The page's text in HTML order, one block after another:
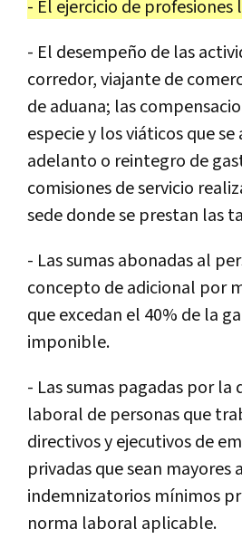
- El ejercicio de profesiones
- El desempeño de las
corredor, viajante de
de aduana; las
especie y los viáticos que
adelanto o reintegro de
comisiones de servicio
sede donde se prestan las
- Las sumas abonadas al
concepto de adicional por
que excedan el 40% de la
imponible.
- Las sumas pagadas por la
laboral de personas que
directivos y ejecutivos de
privadas que sean mayores
indemnizatorios mínimos
norma laboral aplicable.